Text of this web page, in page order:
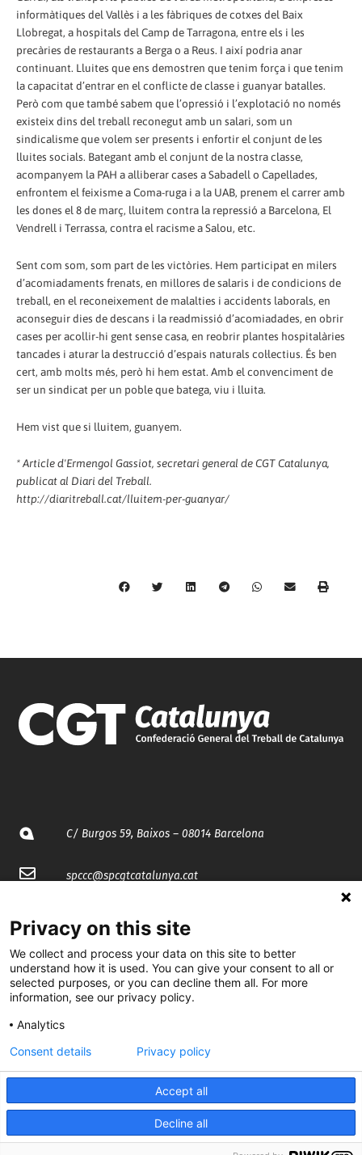
informàtiques del Vallès i a les fàbriques de cotxes del Baix
Llobregat, a hospitals del Camp de Tarragona, entre els i les
precàries de restaurants a Berga o a Reus. I així podria anar
continuant. Lluites que ens demostren que tenim força i que tenim
la capacitat d’entrar en el conflicte de classe i guanyar batalles.
Però com que també sabem que l’opressió i l’explotació no només
existeix dins del treball reconegut amb un salari, som un
sindicalisme que volem ser presents i enfortir el conjunt de les
lluites socials. Bategant amb el conjunt de la nostra classe,
acompanyem la PAH a alliberar cases a Sabadell o Capellades,
enfrontem el feixisme a Coma-ruga i a la UAB, prenem el carrer amb
les dones el 8 de març, lluitem contra la repressió a Barcelona, El
Vendrell i Terrassa, contra el racisme a Salou, etc.
Sent com som, som part de les victòries. Hem participat en milers
d’acomiadaments frenats, en millores de salaris i de condicions de
treball, en el reconeixement de malalties i accidents laborals, en
aconseguir dies de descans i la readmissió d’acomiadades, en obrir
cases per acollir-hi gent sense casa, en reobrir plantes hospitalàries
tancades i aturar la destrucció d’espais naturals col·lectius. És ben
cert, amb molts més, però hi hem estat. Amb el convenciment de
ser un sindicat per un poble que batega, viu i lluita.
Hem vist que si lluitem, guanyem.
* Article d'Ermengol Gassiot, secretari general de CGT Catalunya,
publicat al Diari del Treball.
http://diaritreball.cat/lluitem-per-guanyar/
C/ Burgos 59, Baixos – 08014 Barcelona
spccc@spcgtcatalunya.cat
@CGTCatalunya
cgtcatalunya
CGTCatalunya
cgtcatalunya
Desenvolupat per
Privacy on this site
We collect and process your data on this site to better
understand how it is used. You can give your consent to all or
selected purposes, or you can decline them all. For more
information, see our privacy policy.
Analytics
Accept all
Decline all
Consent details Privacy policy